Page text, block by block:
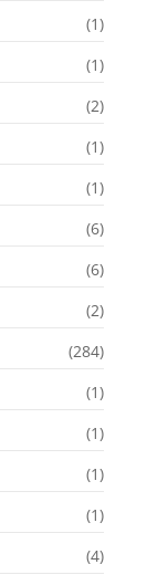
(1)
(1)
(2)
(1)
(1)
(6)
(6)
(2)
(284)
(1)
(1)
(1)
(1)
(4)